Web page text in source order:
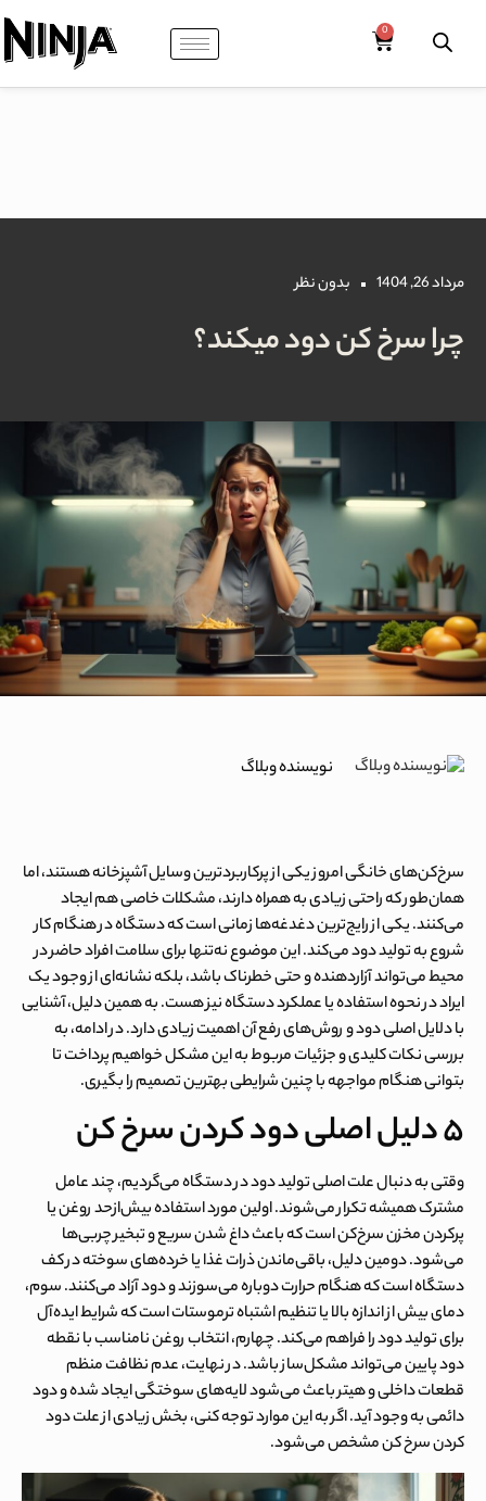
مرداد 26, 1404 بدون نظر
چرا سرخ کن دود میکند؟
نویسنده وبلاگ
سرخ‌کن‌های خانگی امروز یکی از پرکاربردترین وسایل آشپزخانه هستند، اما
همان‌طور که راحتی زیادی به همراه دارند، مشکلات خاصی هم ایجاد
می‌کنند. یکی از رایج‌ترین دغدغه‌ها زمانی است که دستگاه در هنگام کار
شروع به تولید دود می‌کند. این موضوع نه‌تنها برای سلامت افراد حاضر در
محیط می‌تواند آزاردهنده و حتی خطرناک باشد، بلکه نشانه‌ای از وجود یک
ایراد در نحوه استفاده یا عملکرد دستگاه نیز هست. به همین دلیل، آشنایی
با دلایل اصلی دود و روش‌های رفع آن اهمیت زیادی دارد. در ادامه، به
بررسی نکات کلیدی و جزئیات مربوط به این مشکل خواهیم پرداخت تا
بتوانی هنگام مواجهه با چنین شرایطی بهترین تصمیم را بگیری.
۵ دلیل اصلی دود کردن سرخ کن
وقتی به دنبال علت اصلی تولید دود در دستگاه می‌گردیم، چند عامل
مشترک همیشه تکرار می‌شوند. اولین مورد استفاده بیش‌ازحد روغن یا
پرکردن مخزن سرخ‌کن است که باعث داغ شدن سریع و تبخیر چربی‌ها
می‌شود. دومین دلیل، باقی‌ماندن ذرات غذا یا خرده‌های سوخته در کف
دستگاه است که هنگام حرارت دوباره می‌سوزند و دود آزاد می‌کنند. سوم،
دمای بیش از اندازه بالا یا تنظیم اشتباه ترموستات است که شرایط ایده‌آل
برای تولید دود را فراهم می‌کند. چهارم، انتخاب روغن نامناسب با نقطه
دود پایین می‌تواند مشکل‌ساز باشد. در نهایت، عدم نظافت منظم
قطعات داخلی و هیتر باعث می‌شود لایه‌های سوختگی ایجاد شده و دود
دائمی به وجود آید. اگر به این موارد توجه کنی، بخش زیادی ازعلت دود
کردن سرخ کنمشخص می‌شود.